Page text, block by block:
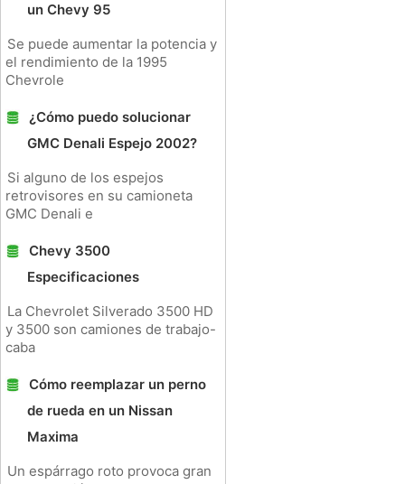
un Chevy 95
Se puede aumentar la potencia y
el rendimiento de la 1995
Chevrole
¿Cómo puedo solucionar
GMC Denali Espejo 2002?
Si alguno de los espejos
retrovisores en su camioneta
GMC Denali e
Chevy 3500
Especificaciones
La Chevrolet Silverado 3500 HD
y 3500 son camiones de trabajo-
caba
Cómo reemplazar un perno
de rueda en un Nissan
Maxima
Un espárrago roto provoca gran